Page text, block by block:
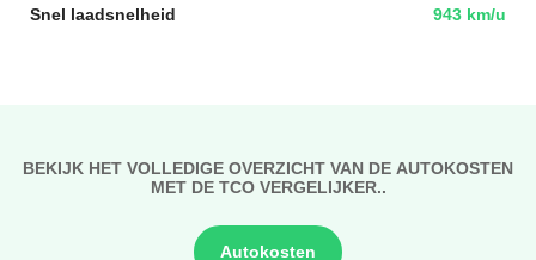
Snel laadsnelheid 943 km/u
BEKIJK HET VOLLEDIGE OVERZICHT VAN DE AUTOKOSTEN
MET DE TCO VERGELIJKER..
Autokosten